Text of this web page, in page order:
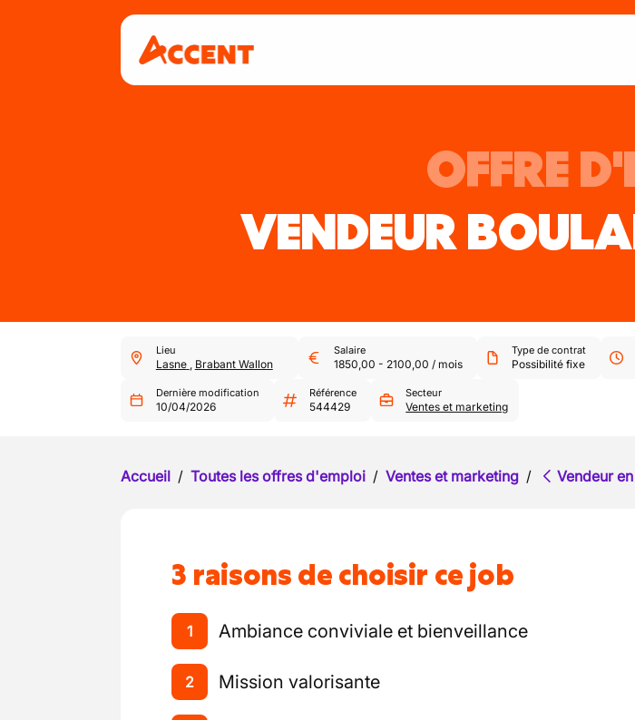
OFFRE
VENDEUR
Lieu
Lasne , Brabant Wallon
Salaire
1850,00 - 2100,00 / mois
Type de contrat
Possibilité fixe
Dernière modification
10/04/2026
Référence
544429
Secteur
Ventes et marketing
Accueil / Toutes les offres d'emploi / Ventes et marketing / Vendeur
3 raisons de choisir ce job
1 Ambiance conviviale et bienveillance
2 Mission valorisante